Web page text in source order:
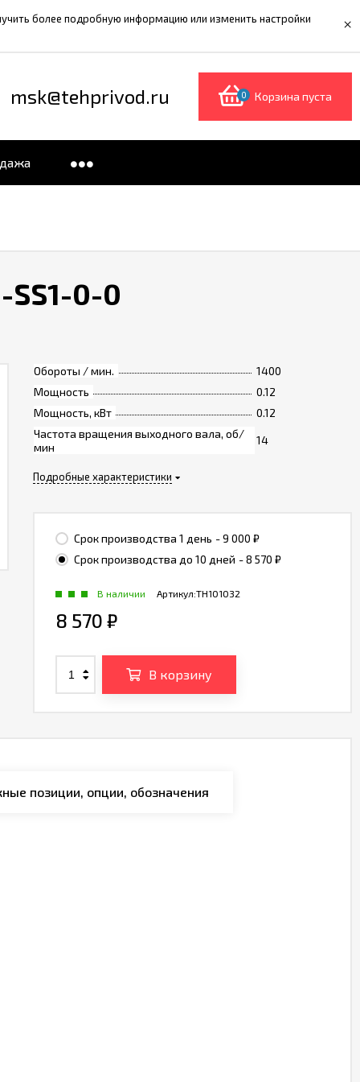
более подробную информацию или изменить настройки ×
msk@tehprivod.ru 0 Корзина пуста
0-0
Обороты / мин.
1400
Мощность
0.12
Мощность, кВт
0.12
Частота вращения выходного вала, об/
мин
14
Подробные характеристики
Срок производства 1 день - 9 000 ₽
Срок производства до 10 дней - 8 570 ₽
Артикул:TH101032
В наличии
8 570 ₽
В корзину
позиции, опции, обозначения